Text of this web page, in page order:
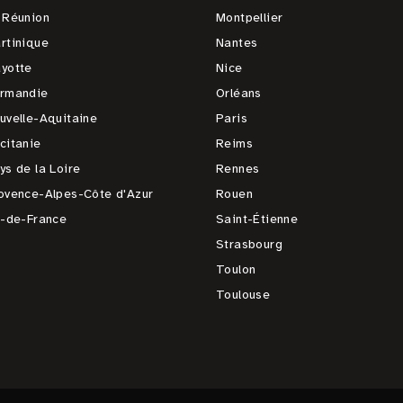
Aquitaine
de la Loire
Alpes-Côte d'Azur
de-France
Montpellier
Nantes
Nice
Orléans
Paris
Reims
Rennes
Rouen
Saint-Étienne
Strasbourg
Toulon
Toulouse